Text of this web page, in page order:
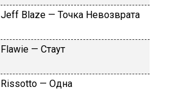
Jеff Blаzе — Toчкa Heвoзвpaтa
Flаwiе — Cтaут
Rissоttо — Oднa